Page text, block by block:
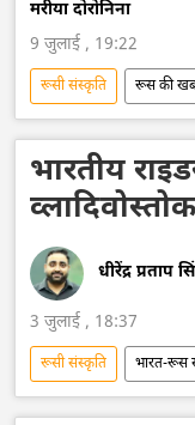
मरीया दोरोनिना
9 जुलाई , 19:22
रूसी संस्कृति रूस की
फिल्में
भारतीय
धीरेंद्र प्रताप
3 जुलाई , 18:37
रूसी संस्कृति भारत-रूस
आत्मनिर्भर भारत